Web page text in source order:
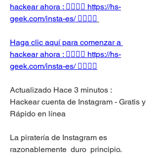
hackear ahora : 👉🏻👉🏻 https://hs-
geek.com/insta-es/ 👈🏻👈🏻
Haga clic aquí para comenzar a
hackear ahora : 👉🏻👉🏻 https://hs-
geek.com/insta-es/ 👈🏻👈🏻
Actualizado Hace 3 minutos :
Hackear cuenta de Instagram - Gratis y
Rápido en línea
La piratería de Instagram es
razonablemente  duro  principio.